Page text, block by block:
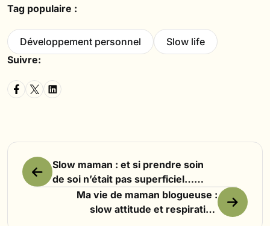
Tag populaire :
Développement personnel
Slow life
Suivre:
Slow maman : et si prendre soin
de soi n’était pas superficiel…
mais essentiel ?
Ma vie de maman blogueuse :
slow attitude et respiration